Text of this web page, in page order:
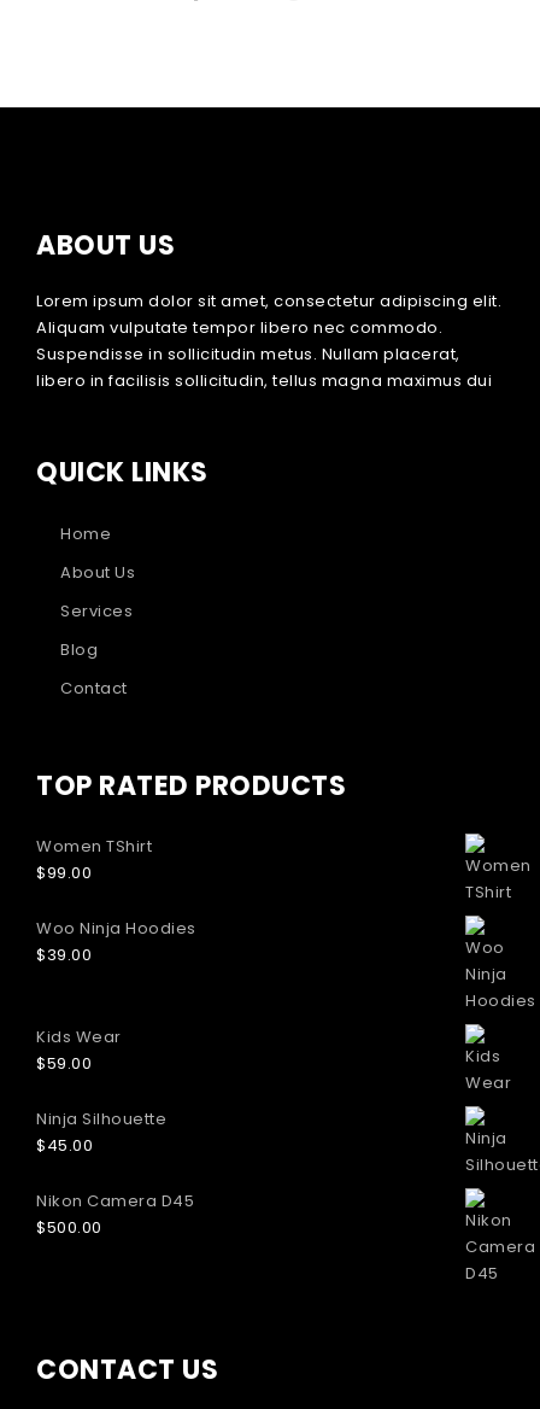
ABOUT US
Lorem ipsum dolor sit amet, consectetur adipiscing elit.
Aliquam vulputate tempor libero nec commodo.
Suspendisse in sollicitudin metus. Nullam placerat,
libero in facilisis sollicitudin, tellus magna maximus dui
QUICK LINKS
Home
About Us
Services
Blog
Contact
TOP RATED PRODUCTS
Women TShirt
$99.00
Woo Ninja Hoodies
$39.00
Kids Wear
$59.00
Ninja Silhouette
$45.00
Nikon Camera D45
$500.00
CONTACT US